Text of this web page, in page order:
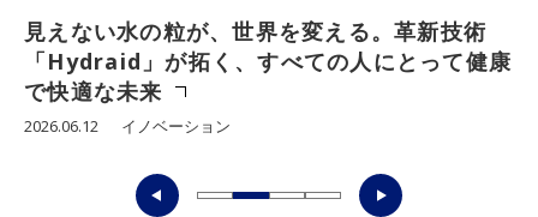
康
〜心を動かす移動の未来をめざして〜 より自
由なクルマ選びを実現するリンク式パワードア
2026.05.11 イノベーション